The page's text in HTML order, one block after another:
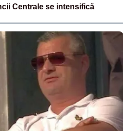
Centrale se intensifică